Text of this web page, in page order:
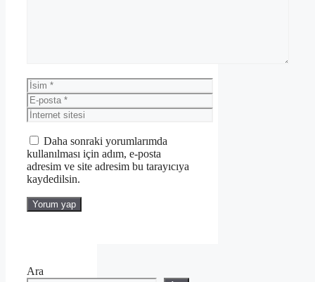
İsim
E-
posta
İnternet
sitesi
Daha sonraki yorumlarımda
kullanılması için adım, e-posta
adresim ve site adresim bu tarayıcıya
kaydedilsin.
Ara